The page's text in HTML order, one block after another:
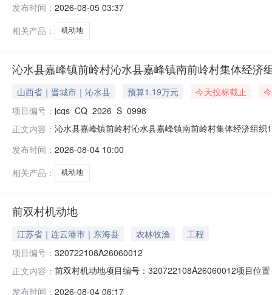
连云港市东海县桃林镇东石埠村项目四至东至：南至：
发布时间： 2026-08-05 03:37
相关产品：
机动地
沁水县嘉峰镇前岭村沁水县嘉峰镇南前岭村集体经济
山西省｜晋城市｜沁水县 预算1.19万元 今天投标截止
项目编号： jcqs_CQ_2026_S_0998
正文内容： 沁水县嘉峰镇前岭村沁水县嘉峰镇南前岭村集体经济组
村集体经济组织联系电话转出信息标的类型机动地是否
发布时间： 2026-08-04 10:00
相关产品：
机动地
前双村机动地
江苏省｜连云港市｜东海县 农林牧渔
工程
项目编号： 320722108A26060012
正文内容： 前双村机动地项目编号：320722108A26060012项目位
发布时间： 2026-08-04 06:17